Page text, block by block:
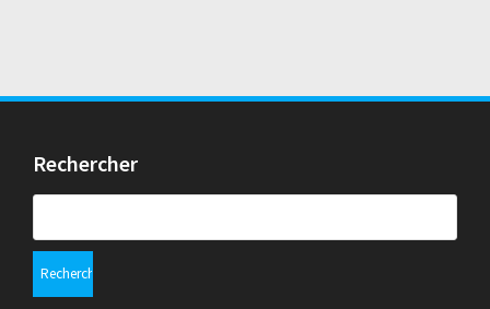
Rechercher